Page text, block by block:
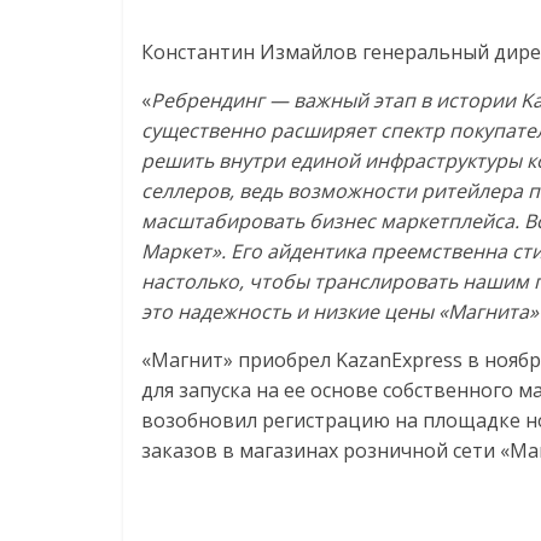
Константин Измайлов генеральный
«Ребрендинг — важный этап в истории
существенно расширяет спектр
решить внутри единой инфраструктуры
селлеров, ведь возможности ритейлера
масштабировать бизнес маркетплейса.
Маркет». Его айдентика преемственна
настолько, чтобы транслировать
это надежность и низкие цены
«Магнит» приобрел KazanExpress в
для запуска на ее основе собственного
возобновил регистрацию на площадке
заказов в магазинах розничной сети